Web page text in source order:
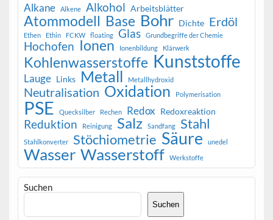
Alkane Alkene Alkohol Arbeitsblätter
Atommodell Base Bohr Dichte Erdöl
Ethen Ethin FCKW floating Glas Grundbegriffe der Chemie
Hochofen Ionen Ionenbildung Klärwerk
Kohlenwasserstoffe Kunststoffe
Lauge Links Metall Metallhydroxid
Neutralisation Oxidation Polymerisation
PSE Quecksilber Rechen Redox Redoxreaktion
Reduktion Reinigung Salz Sandfang Stahl
Stahlkonverter Stöchiometrie Säure unedel
Wasser Wasserstoff Werkstoffe
Suchen
Suchen